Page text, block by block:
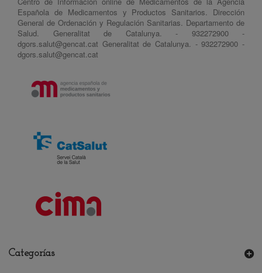
Española de Medicamentos y Productos Sanitarios. Dirección
General de Ordenación y Regulación Sanitarias. Departamento de
Salud. Generalitat de Catalunya. - 932272900 -
dgors.salut@gencat.cat Generalitat de Catalunya. - 932272900 -
dgors.salut@gencat.cat
Categorías